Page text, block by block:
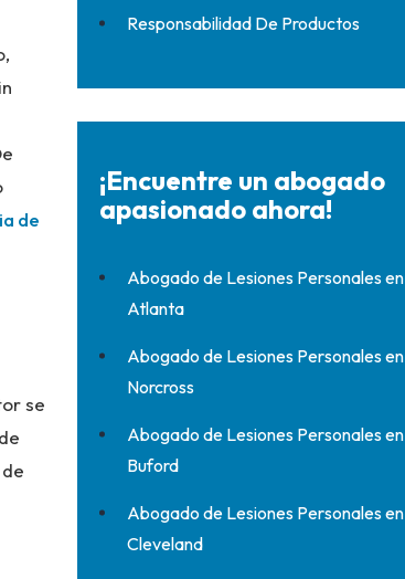
de
se
Responsabilidad De Productos
¡Encuentre un abogado
apasionado ahora!
Abogado de Lesiones Personales en
Atlanta
Abogado de Lesiones Personales en
Norcross
Abogado de Lesiones Personales en
Buford
Abogado de Lesiones Personales en
Cleveland